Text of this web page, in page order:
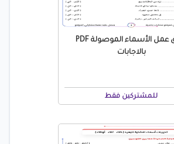
أوراق عمل الأسماء الموصولة PDF
بالاجابات
للمشتركين فقط